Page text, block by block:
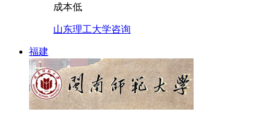
成本低
山东理工大学咨询
福建